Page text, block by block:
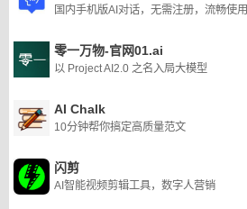
国内手机版AI对话，无需注册，流畅使用
零一万物-官网01.ai
以 Project AI2.0 之名入局大模型
AI Chalk
10分钟帮你搞定高质量范文
闪剪
AI智能视频剪辑工具，数字人营销